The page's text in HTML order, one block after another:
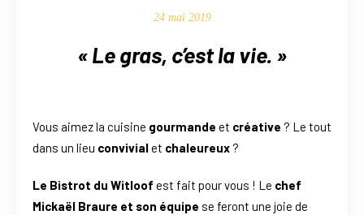
24 mai 2019
«Le gras, c’est la vie. »
Vous aimez la cuisine gourmande et créative ? Le tout
dans un lieu convivialet chaleureux ?
Le Bistrot du Witloof est fait pour vous ! Le chef
Mickaël Braure et son équipe se feront une joie de